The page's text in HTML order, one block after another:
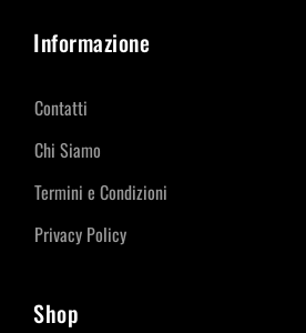
Informazione
Contatti
Chi Siamo
Termini e Condizioni
Privacy Policy
Shop